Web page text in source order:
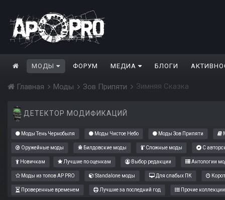
МОДЫ ФОРУМ МЕДИА БЛОГИ
Главная Моды Зов Припяти Зимняя Сказка
ДЕТЕКТОР МОДИФИКАЦИЙ
Моды Тень Чернобыля Моды Чистое Небо Моды Зов Припяти
Оружейные моды Билдовские моды Сложные моды С
Новичкам Лучшие по оценкам Выбор редакции Антологии
Моды из топов AP PRO Standalone моды Для слабых ПК
Проверенные временем Лучшие за последний год Прочие коллекции